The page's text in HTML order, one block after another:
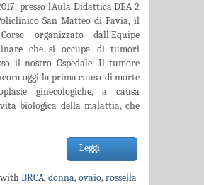
presso l’Aula Didattica DEA 2
San Matteo di Pavia, il
organizzato dall’Equipe
che si occupa di tumori
il nostro Ospedale. Il tumore
oggi la prima causa di morte
ginecologiche, a causa
biologica della malattia, che
Leggi
withBRCA,donna,ovaio,rossella